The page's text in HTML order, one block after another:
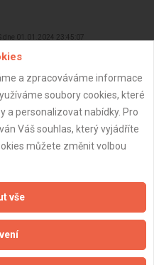
dne 01.01.2024 23:45:07
souborů cookie
(rozpočtování)
online
a zpracováváme informace
soubory cookies, které
a personalizovat nabídky. Pro
Váš souhlas, který vyjádříte
můžete změnit volbou
vše